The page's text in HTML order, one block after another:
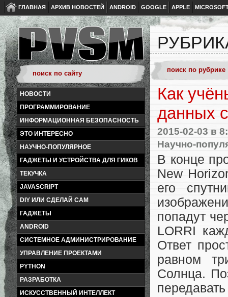
ГЛАВНАЯ АРХИВ НОВОСТЕЙ ANDROID GOOGLE APPLE
НОВОСТИ
ПРОГРАММИРОВАНИЕ
ИНФОРМАЦИОННАЯ БЕЗОПАСНОСТЬ
ЭТО ИНТЕРЕСНО
НАУЧНО-ПОПУЛЯРНОЕ
ГАДЖЕТЫ И УСТРОЙСТВА ДЛЯ ГИКОВ
ТЕКУЧКА
JAVASCRIPT
DIY ИЛИ СДЕЛАЙ САМ
ГАДЖЕТЫ
ANDROID
СИСТЕМНОЕ АДМИНИСТРИРОВАНИЕ
УПРАВЛЕНИЕ ПРОЕКТАМИ
PYTHON
РАЗРАБОТКА
ИСКУССТВЕННЫЙ ИНТЕЛЛЕКТ
Как
данных
2015-02-03 в
Научно-
В конце
New
его
попадут
LORRI
Ответ
равном
Солнца.